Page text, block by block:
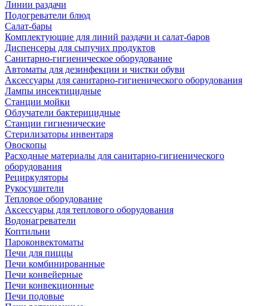
Линии раздачи
Подогреватели блюд
Салат-бары
Комплектующие для линий раздачи и салат-баров
Диспенсеры для сыпучих продуктов
Санитарно-гигиеническое оборудование
Автоматы для дезинфекции и чистки обуви
Аксессуары для санитарно-гигиенического оборудования
Лампы инсектицидные
Станции мойки
Облучатели бактерицидные
Станции гигиенические
Стерилизаторы инвентаря
Овоскопы
Расходные материалы для санитарно-гигиенического
оборудования
Рециркуляторы
Рукосушители
Тепловое оборудование
Аксессуары для теплового оборудования
Водонагреватели
Коптильни
Пароконвектоматы
Печи для пиццы
Печи комбинированные
Печи конвейерные
Печи конвекционные
Печи подовые